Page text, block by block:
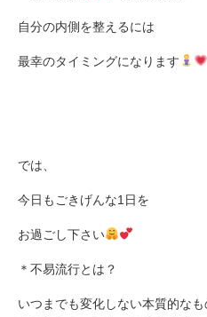
自分の内側を整えるには
最幸のタイミングになります
では、
今日もごきげんな1日を
お過ごし下さい
＊不易流行とは？
いつまでも変化しない本質的な